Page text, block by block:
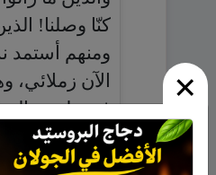
×
كنّا وصلنا!
ومنهم أستمد
الآن
في طريق
جزيل الشكر
وآبائنا في